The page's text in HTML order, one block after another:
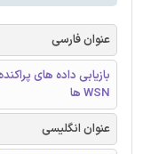
عنوان فارسی
بازیابی داده های
WSN ها
عنوان انگلیسی